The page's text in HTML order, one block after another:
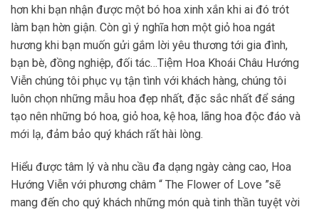
hơn khi bạn nhận được một bó hoa xinh xắn khi ai đó trót
làm bạn hờn giận. Còn gì ý nghĩa hơn một giỏ hoa ngát
hương khi bạn muốn gửi gắm lời yêu thương tới gia đình,
bạn bè, đồng nghiệp, đối tác…Tiệm Hoa Khoái Châu Hướng
Viễn chúng tôi phục vụ tận tình với khách hàng, chúng tôi
luôn chọn những mẫu hoa đẹp nhất, đặc sắc nhất để sáng
tạo nên những bó hoa, giỏ hoa, kệ hoa, lãng hoa độc đáo và
mới lạ, đảm bảo quý khách rất hài lòng.
Hiểu được tâm lý và nhu cầu đa dạng ngày càng cao, Hoa
Hướng Viễn với phương châm “ The Flower of Love ”sẽ
mang đến cho quý khách những món quà tinh thần tuyệt vời